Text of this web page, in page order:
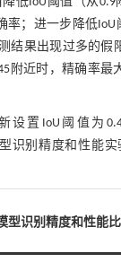
率；进一步降低IoU
结果出现过多的假
附近时，精确率最
设置IoU阈值为
型识别精度和性能
型识别精度和性能